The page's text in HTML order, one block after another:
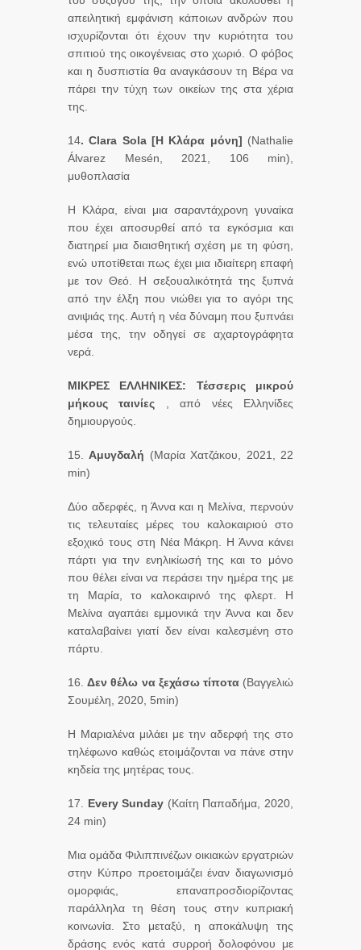
απειλητική εμφάνιση κάποιων ανδρών που
ισχυρίζονται ότι έχουν την κυριότητα του
σπιτιού της οικογένειας στο χωριό. Ο φόβος
και η δυσπιστία θα αναγκάσουν τη Βέρα να
πάρει την τύχη των οικείων της στα χέρια
της.
14.Clara Sola [Η Κλάρα μόνη] (Nathalie
Álvarez Mesén, 2021, 106 min),
μυθοπλασία
Η Κλάρα, είναι μια σαραντάχρονη γυναίκα
που έχει αποσυρθεί από τα εγκόσμια και
διατηρεί μια διαισθητική σχέση με τη φύση,
ενώ υποτίθεται πως έχει μια ιδιαίτερη επαφή
με τον Θεό. Η σεξουαλικότητά της ξυπνά
από την έλξη που νιώθει για το αγόρι της
ανιψιάς της. Αυτή η νέα δύναμη που ξυπνάει
μέσα της, την οδηγεί σε αχαρτογράφητα
νερά.
ΜΙΚΡΕΣ ΕΛΛΗΝΙΚΕΣ: Τέσσερις μικρού
μήκους ταινίες , από νέες Ελληνίδες
δημιουργούς.
15.Αμυγδαλή (Μαρία Χατζάκου, 2021, 22
min)
Δύο αδερφές, η Άννα και η Μελίνα, περνούν
τις τελευταίες μέρες του καλοκαιριού στο
εξοχικό τους στη Νέα Μάκρη. Η Άννα κάνει
πάρτι για την ενηλικίωσή της και το μόνο
που θέλει είναι να περάσει την ημέρα της με
τη Μαρία, το καλοκαιρινό της φλερτ. Η
Μελίνα αγαπάει εμμονικά την Άννα και δεν
καταλαβαίνει γιατί δεν είναι καλεσμένη στο
πάρτυ.
16.Δεν θέλω να ξεχάσω τίποτα (Βαγγελιώ
Σουμέλη, 2020, 5min)
Η Μαριαλένα μιλάει με την αδερφή της στο
τηλέφωνο καθώς ετοιμάζονται να πάνε στην
κηδεία της μητέρας τους.
17. Every Sunday (Καίτη Παπαδήμα, 2020,
24 min)
Μια ομάδα Φιλιππινέζων οικιακών εργατριών
στην Κύπρο προετοιμάζει έναν διαγωνισμό
ομορφιάς, επαναπροσδιορίζοντας
παράλληλα τη θέση τους στην κυπριακή
κοινωνία. Στο μεταξύ, η αποκάλυψη της
δράσης ενός κατά συρροή δολοφόνου με